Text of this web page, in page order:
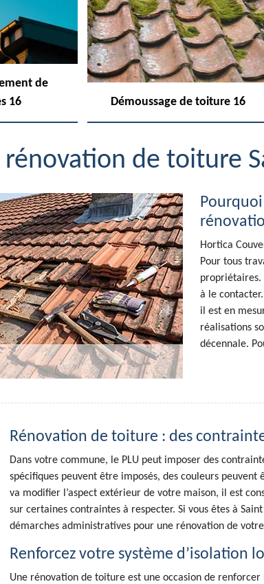
de
16
Démoussage de toiture 16
rénovation de toiture
Hortica
Pour tous
propriétaires.
à le
il est en
réalisations
décennale.
Rénovation de toiture : des
Dans votre commune, le PLU peut imposer des
spécifiques peuvent être imposés, des couleurs
va modifier l’aspect extérieur de votre maison, il est
sur certaines contraintes à respecter. Si vous êtes à
démarches administratives pour une rénovation de
Renforcez votre système d’isolation
Une rénovation de toiture est une occasion de